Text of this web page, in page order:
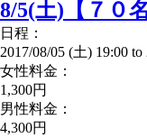
8/5(土)【７０
日程：
2017/08/05 (土) 19:00 to
女性料金：
1,300円
男性料金：
4,300円